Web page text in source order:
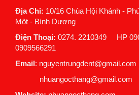
Địa Chỉ: 10/16 Chùa Hội Khánh -
Một - Bình Dương
Điện Thoại: 0274. 2210349 HP
0909566291
Email: nguyentrungdent@gmail.com
nhuangocthang@gmail.com